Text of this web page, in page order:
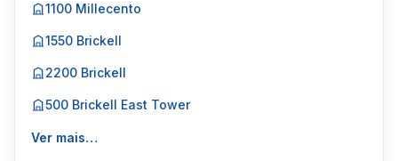
1100 Millecento
1550 Brickell
2200 Brickell
500 Brickell East Tower
Ver mais…